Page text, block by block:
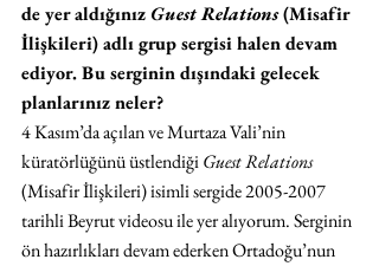
de yer aldığınız Guest Relations (Misafir
İlişkileri) adlı grup sergisi halen devam
ediyor. Bu serginin dışındaki gelecek
planlarınız neler?
4 Kasım’da açılan ve Murtaza Vali’nin
küratörlüğünü üstlendiği Guest Relations
(Misafir İlişkileri) isimli sergide 2005-2007
tarihli Beyrut videosu ile yer alıyorum. Serginin
ön hazırlıkları devam ederken Ortadoğu’nun